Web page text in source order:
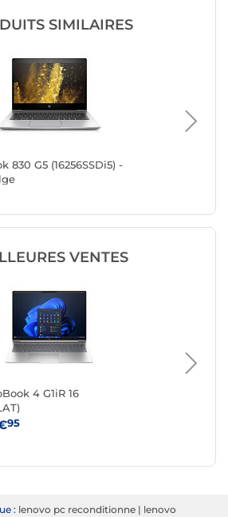
SIMILAIRES
830 G5 (16256SSDi5) -
VENTES
4 G1iR 16
95
: lenovo pc reconditionne | lenovo